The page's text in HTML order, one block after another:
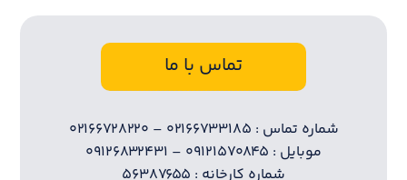
تماس با ما
شماره تماس : ۰۲۱۶۶۷۳۳۱۸۵ – ۰۲۱۶۶۷۲۸۲۲۰
موبایل : ۰۹۱۲۱۵۷۰۸۴۵ – ۰۹۱۲۶۸۳۲۴۳۱
شماره کارخانه : ۵۶۳۸۷۶۵۵